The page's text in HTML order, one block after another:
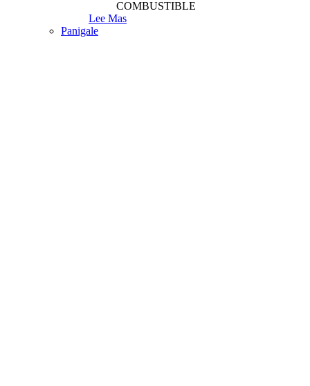
COMBUSTIBLE
Lee Mas
Panigale